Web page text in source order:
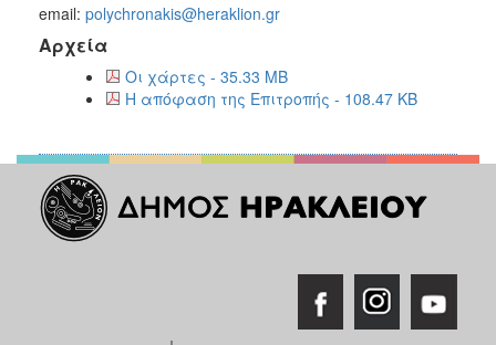
email: polychronakis@heraklion.gr
Αρχεία
Οι χάρτες - 35.33 MB
Η απόφαση της Επιτροπής - 108.47 KB